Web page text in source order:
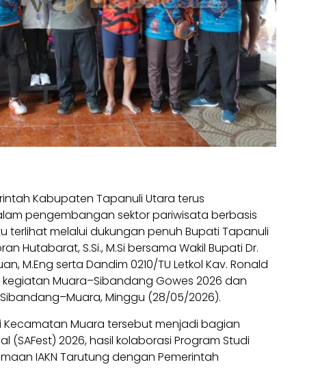
Kabupaten Tapanuli Utara terus
pengembangan sektor pariwisata berbasis
terlihat melalui dukungan penuh Bupati Tapanuli
Hutabarat, S.Si., M.Si bersama Wakil Bupati Dr.
M.Eng serta Dandim 0210/TU Letkol Kav. Ronald
kegiatan Muara–Sibandang Gowes 2026 dan
Minggu (28/05/2026).
Muara tersebut menjadi bagian
(SAFest) 2026, hasil kolaborasi Program Studi
IAKN Tarutung dengan Pemerintah